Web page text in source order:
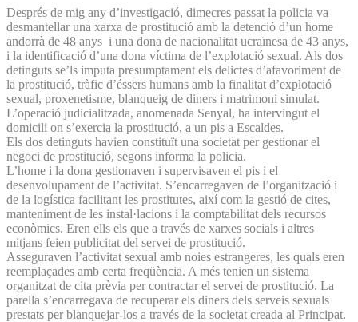
Després de mig any d’investigació, dimecres passat la policia va
desmantellar una xarxa de prostitució amb la detenció d’un home
andorrà de 48 anys i una dona de nacionalitat ucraïnesa de 43 anys,
i la identificació d’una dona víctima de l’explotació sexual. Als dos
detinguts se’ls imputa presumptament els delictes d’afavoriment de
la prostitució, tràfic d’éssers humans amb la finalitat d’explotació
sexual, proxenetisme, blanqueig de diners i matrimoni simulat.
L’operació judicialitzada, anomenada Senyal, ha intervingut el
domicili on s’exercia la prostitució, a un pis a Escaldes.
Els dos detinguts havien constituït una societat per gestionar el
negoci de prostitució, segons informa la policia.
L’home i la dona gestionaven i supervisaven el pis i el
desenvolupament de l’activitat. S’encarregaven de l’organització i
de la logística facilitant les prostitutes, així com la gestió de cites,
manteniment de les instal·lacions i la comptabilitat dels recursos
econòmics. Eren ells els que a través de xarxes socials i altres
mitjans feien publicitat del servei de prostitució.
Asseguraven l’activitat sexual amb noies estrangeres, les quals eren
reemplaçades amb certa freqüència. A més tenien un sistema
organitzat de cita prèvia per contractar el servei de prostitució. La
parella s’encarregava de recuperar els diners dels serveis sexuals
prestats per blanquejar-los a través de la societat creada al Principat.